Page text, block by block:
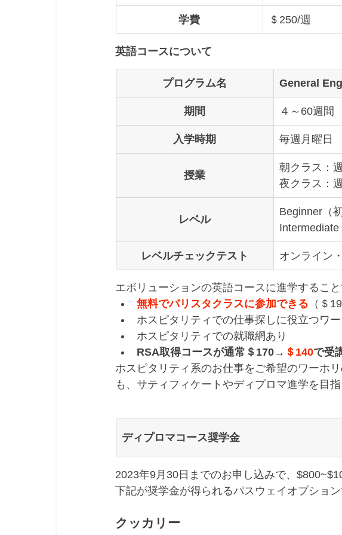
学費 ＄250/週
英語コースについて
プログラム名 General
期間 ４～60週間
入学時期 毎週月曜日
授業
朝クラス：
夜クラス：
レベル
Beginner（
Intermediate
レベルチェックテスト オンライン
エボリューションの英語コースに進学すること
無料でバリスタクラスに参加できる （＄
ホスピタリティでの仕事探しに役立つワ
ホスピタリティでの就職網あり
RSA取得コースが通常＄170→ ＄140で受
ホスピタリティ系のお仕事をご希望のワーホ
も、サティフィケートやディプロマ進学を目
ディプロマコース奨学金
2023年9月30日までのお申し込みで、
下記が奨学金が得られるパスウェイオプション
クッカリー